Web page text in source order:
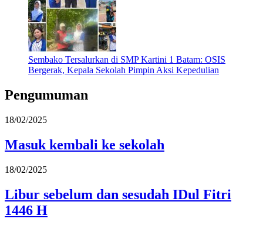
Sembako Tersalurkan di SMP Kartini 1 Batam: OSIS
Bergerak, Kepala Sekolah Pimpin Aksi Kepedulian
Pengumuman
18/02/2025
Masuk kembali ke sekolah
18/02/2025
Libur sebelum dan sesudah IDul Fitri
1446 H